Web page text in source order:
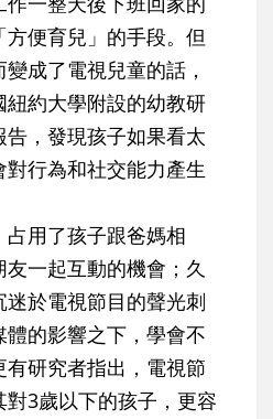
便育兒」的手段。但
成了電視兒童的話，
約大學附設的幼教研
，發現孩子如果看太
行為和社交能力產生
用了孩子跟爸媽相
一起互動的機會；久
於電視節目的聲光刺
的影響之下，學會不
研究者指出，電視節
3歲以下的孩子，更容